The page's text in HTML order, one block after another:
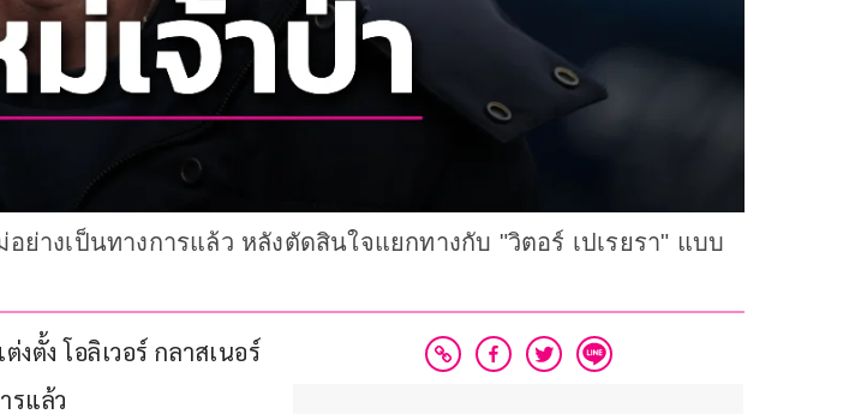
ย่างเป็นทางการแล้ว หลังตัดสินใจแยกทางกับ "วิตอร์ เปเรยรา" แบบ
ตั้ง โอลิเวอร์ กลาสเนอร์
รแล้ว